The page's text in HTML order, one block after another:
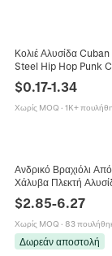
Κολιέ Αλυσίδα
Steel Hip Hop Punk
Γυναίκες
$0.17-1.34
Χωρίς MOQ · 1K+
Ανδρικό Βραχιόλι
Χάλυβα Πλεκτή
Διπλή Σειρά
Punk Κόσμημα Hip
$2.85-6.27
Χωρίς MOQ · 83
Δωρεάν αποστολή